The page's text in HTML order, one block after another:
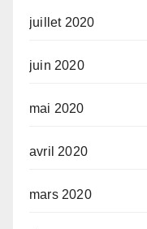
juillet 2020
juin 2020
mai 2020
avril 2020
mars 2020